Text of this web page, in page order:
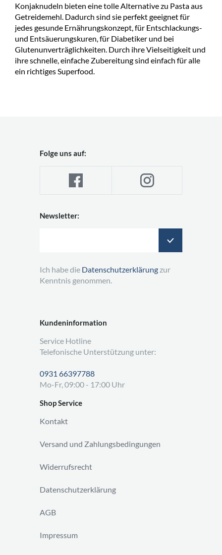
Konjaknudeln bieten eine tolle Alternative zu Pasta aus
Getreidemehl. Dadurch sind sie perfekt geeignet für
jedes gesunde Ernährungskonzept, für Entschlackungs-
und Entsäuerungskuren, für Diabetiker und bei
Glutenunverträglichkeiten. Durch ihre Vielseitigkeit und
ihre schnelle, einfache Zubereitung sind einfach für alle
ein richtiges Superfood.
Kundeninformation
Service Hotline
Telefonische Unterstützung unter:
0931 66397788
Mo-Fr, 09:00 - 17:00 Uhr
Shop Service
Kontakt
Versand und Zahlungsbedingungen
Widerrufsrecht
Datenschutzerklärung
AGB
Impressum
Folge uns auf:
Newsletter:
Ich habe die Datenschutzerklärung zur
Kenntnis genommen.